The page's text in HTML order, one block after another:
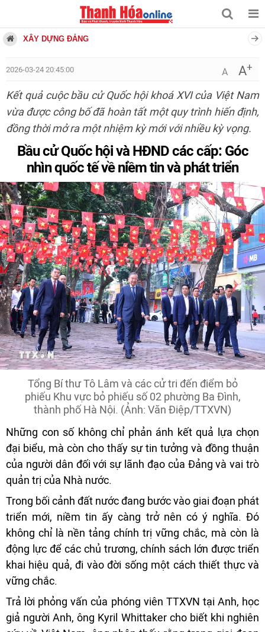
XÂY DỰNG ĐẢNG
2026-03-24 20:45:00 A A+
Kết quả cuộc bầu cử Quốc hội khoá XVI của Việt Nam
vừa được công bố đã hoàn tất một quy trình hiến định,
đồng thời mở ra một nhiệm kỳ mới với nhiều kỳ vọng.
Bầu cử Quốc hội và HĐND các cấp: Góc
nhìn quốc tế về niềm tin và phát triển
Tổng Bí thư Tô Lâm và các cử tri đến điểm bỏ
phiếu Khu vực bỏ phiếu số 02 phường Ba Đình,
thành phố Hà Nội. (Ảnh: Văn Điệp/TTXVN)
Những con số không chỉ phản ánh kết quả lựa chọn
đại biểu, mà còn cho thấy sự tin tưởng và đồng thuận
của người dân đối với sự lãnh đạo của Đảng và vai trò
quản trị của Nhà nước.
Trong bối cảnh đất nước đang bước vào giai đoạn phát
triển mới, niềm tin ấy càng trở nên có ý nghĩa. Đó
không chỉ là nền tảng chính trị vững chắc, mà còn là
động lực để các chủ trương, chính sách lớn được triển
khai hiệu quả, đi vào đời sống một cách thiết thực và
vững chắc.
Trả lời phỏng vấn của phóng viên TTXVN tại Anh, học
giả người Anh, ông Kyril Whittaker cho biết khi nghiên